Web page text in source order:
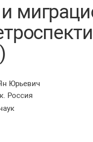
Юрьевич
Россия